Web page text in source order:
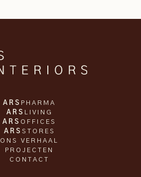
ARS PHARMA
ARS LIVING
ARS OFFICES
ARS STORES
ONS VERHAAL
PROJECTEN
CONTACT